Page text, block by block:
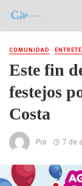
COMUNIDAD
Este fin
festejos
Costa
Por 7 de